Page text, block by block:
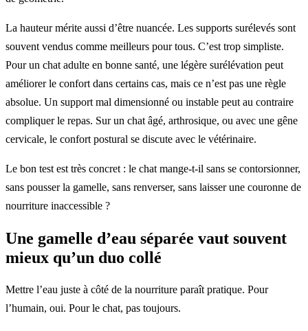
La hauteur mérite aussi d’être nuancée. Les supports surélevés sont
souvent vendus comme meilleurs pour tous. C’est trop simpliste.
Pour un chat adulte en bonne santé, une légère surélévation peut
améliorer le confort dans certains cas, mais ce n’est pas une règle
absolue. Un support mal dimensionné ou instable peut au contraire
compliquer le repas. Sur un chat âgé, arthrosique, ou avec une gêne
cervicale, le confort postural se discute avec le vétérinaire.
Le bon test est très concret : le chat mange-t-il sans se contorsionner,
sans pousser la gamelle, sans renverser, sans laisser une couronne de
nourriture inaccessible ?
Une gamelle d’eau séparée vaut souvent
mieux qu’un duo collé
Mettre l’eau juste à côté de la nourriture paraît pratique. Pour
l’humain, oui. Pour le chat, pas toujours.